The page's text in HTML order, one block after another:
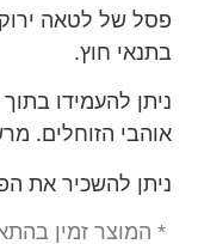
פסל של לטאה
בתנאי חוץ.
ניתן להעמידו
אוהבי הזוחלים.
ניתן להשכיר את
* המוצר זמין